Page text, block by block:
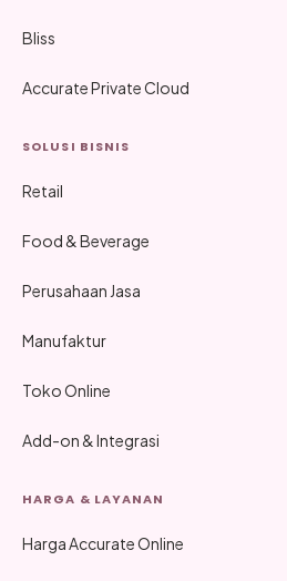
Bliss
Accurate Private Cloud
SOLUSI BISNIS
Retail
Food & Beverage
Perusahaan Jasa
Manufaktur
Toko Online
Add-on & Integrasi
HARGA & LAYANAN
Harga Accurate Online